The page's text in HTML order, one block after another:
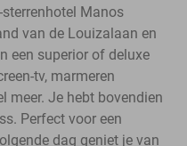
Manos
van de Louizalaan en
een superior of deluxe
tv, marmeren
meer. Je hebt bovendien
Perfect voor een
dag geniet je van